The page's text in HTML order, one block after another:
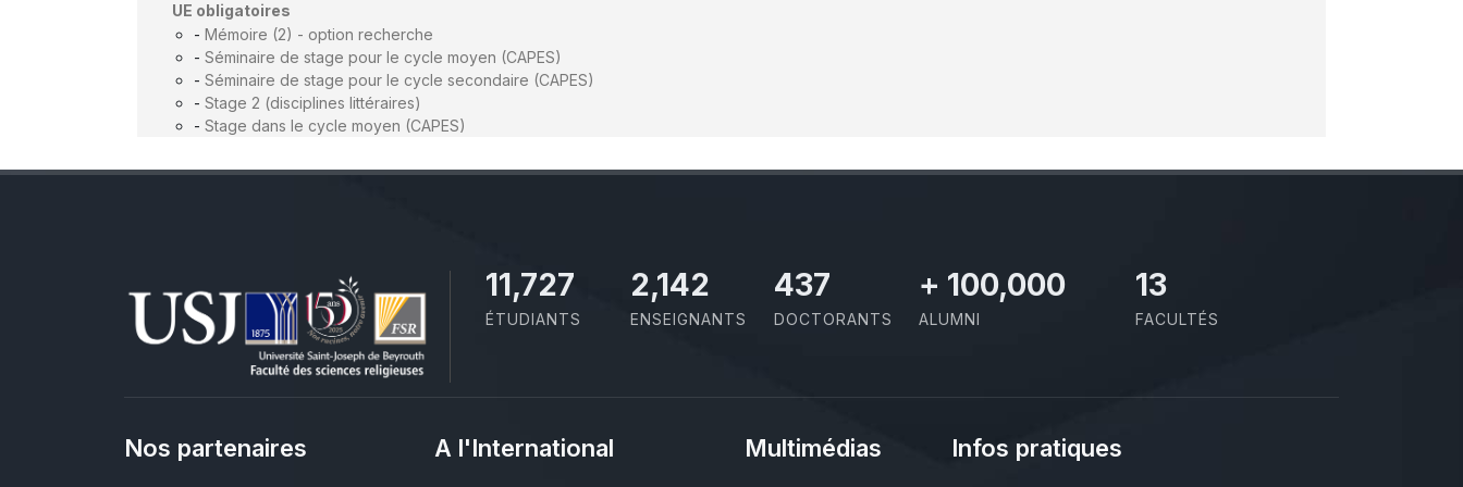
UE obligatoires
- Mémoire (2) - option recherche
- Séminaire de stage pour le cycle moyen (CAPES)
- Séminaire de stage pour le cycle secondaire (CAPES)
- Stage 2 (disciplines littéraires)
- Stage dans le cycle moyen (CAPES)
11,727
ÉTUDIANTS
2,142
ENSEIGNANTS
437
DOCTORANTS
+ 100,000
ALUMNI
13
FACULTÉS
Nos partenaires A l'International Multimédias Infos pratiques